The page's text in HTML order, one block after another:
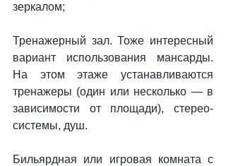
зеркалом;
Тренажерный зал. Тоже интересный
вариант использования мансарды.
На этом этаже устанавливаются
тренажеры (один или несколько — в
зависимости от площади), стерео-
системы, душ.
Бильярдная или игровая комната с